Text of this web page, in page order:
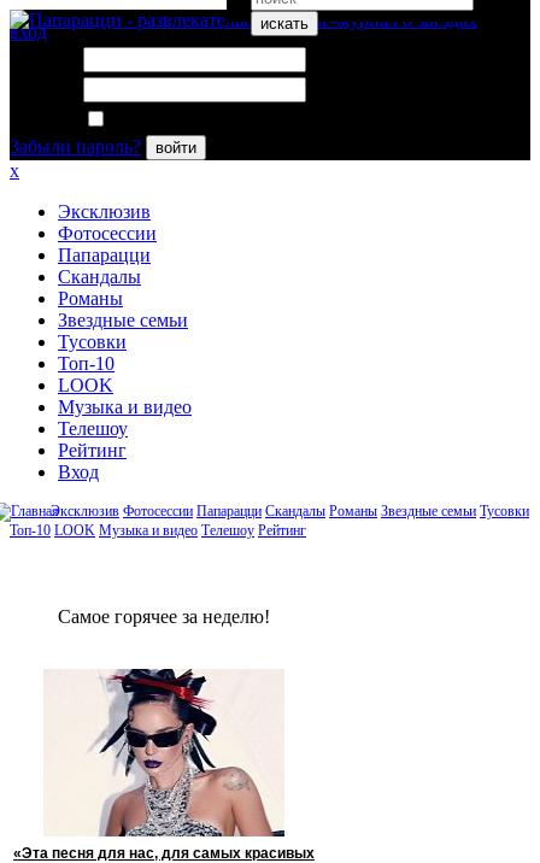
искать
вход
Забыли пароль?
войти
x
Эксклюзив
Фотосессии
Папарацци
Скандалы
Романы
Звездные семьи
Тусовки
Топ-10
LOOK
Музыка и видео
Телешоу
Рейтинг
Вход
Эксклюзив Фотосессии Папарацци Скандалы Романы Звездные семьи Тусовки
Топ-10 LOOK Музыка и видео Телешоу Рейтинг
Сaмое гoрячее за неделю!
«Эта песня для нас, для самых красивых